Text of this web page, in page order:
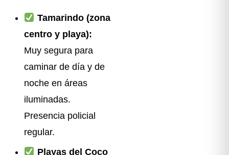
Tamarindo (zona
centro y playa):
Muy segura para
caminar de día y de
noche en áreas
iluminadas.
Presencia policial
regular.
Playas del Coco